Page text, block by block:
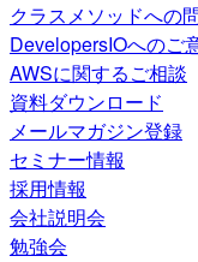
クラスメソッドへの
DevelopersIOへのご
AWSに関するご相談
資料ダウンロード
メールマガジン登録
セミナー情報
採用情報
会社説明会
勉強会